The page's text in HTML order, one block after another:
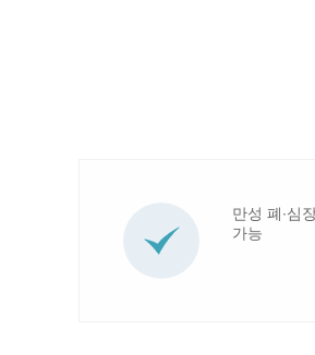
만성 폐∙심
가능